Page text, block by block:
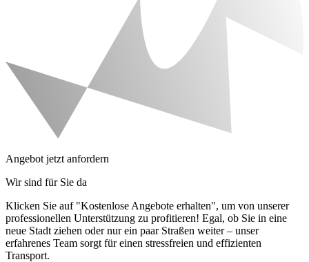
Angebot jetzt anfordern
Wir sind für Sie da
Klicken Sie auf "Kostenlose Angebote erhalten", um von unserer
professionellen Unterstützung zu profitieren! Egal, ob Sie in eine
neue Stadt ziehen oder nur ein paar Straßen weiter – unser
erfahrenes Team sorgt für einen stressfreien und effizienten
Transport.